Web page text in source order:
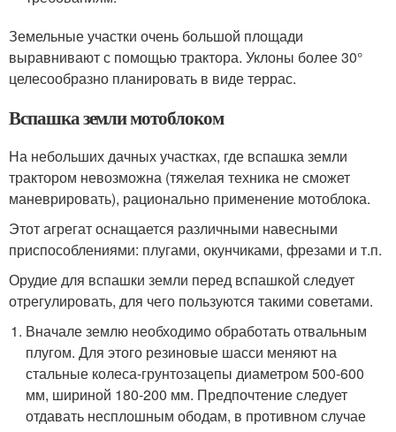
Земельные участки очень большой площади
выравнивают с помощью трактора. Уклоны более 30°
целесообразно планировать в виде террас.
Вспашка земли мотоблоком
На небольших дачных участках, где вспашка земли
трактором невозможна (тяжелая техника не сможет
маневрировать), рационально применение мотоблока.
Этот агрегат оснащается различными навесными
приспособлениями: плугами, окунчиками, фрезами и т.п.
Орудие для вспашки земли перед вспашкой следует
отрегулировать, для чего пользуются такими советами.
Вначале землю необходимо обработать отвальным
плугом. Для этого резиновые шасси меняют на
стальные колеса-грунтозацепы диаметром 500-600
мм, шириной 180-200 мм. Предпочтение следует
отдавать несплошным ободам, в противном случае